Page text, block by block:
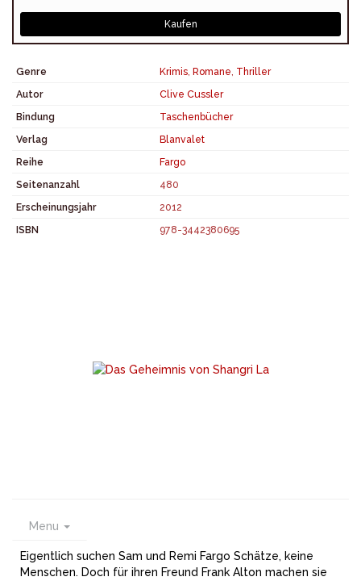
Kaufen
Genre Krimis, Romane, Thriller
Autor
Clive Cussler
Bindung
Taschenbücher
Verlag
Blanvalet
Reihe
Fargo
Seitenanzahl
480
Erscheinungsjahr
2012
ISBN
978-3442380695
Menu
Eigentlich suchen Sam und Remi Fargo Schätze, keine
Menschen. Doch für ihren Freund Frank Alton machen sie